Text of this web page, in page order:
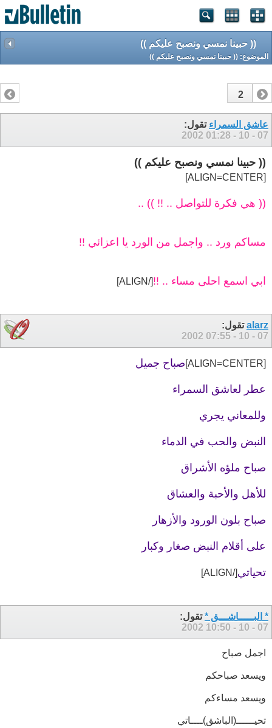
(( حبينا نمسي ونصبح عليكم ))
الموضوع: (( حبينا نمسي ونصبح عليكم ))
1
2
عاشق السمراء تقول:
07 - 10 - 2002
01:28
(( حبينا نمسي ونصبح عليكم ))
[ALIGN=CENTER]
(( هي فكرة للتواصل .. !! )) ..
مساكم ورد .. واجمل من الورد يا اعزائي !!
ابي اسمع احلى مساء .. !![/ALIGN]
alarzتقول:
07 - 10 - 2002
07:55
[ALIGN=CENTER] صباح جميل
عطر لعاشق السمراء
وللمعاني يجري
النبض والحب في الدماء
صباح ملؤه الأشراق
للأهل والأحبة والعشاق
صباح بلون الورود والأزهار
على أقلام النبض صغار وكبار
تحياتي[/ALIGN]
* البـــــاشـــق *تقول:
07 - 10 - 2002
10:50
اجمل صباح
ويسعد صباحكم
ويسعد مساءكم
تحيــــــ(الباشق)ــــاتي